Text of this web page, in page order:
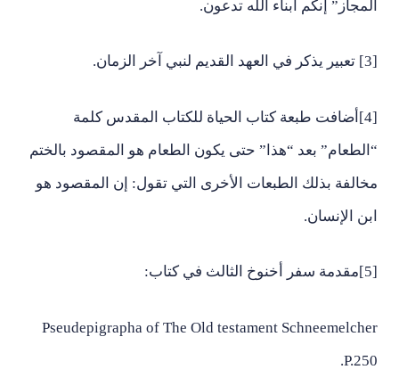
المجاز” إنكم أبناء الله تدعون.
[3] تعبير يذكر في العهد القديم لنبي آخر الزمان.
[4]أضافت طبعة كتاب الحياة للكتاب المقدس كلمة
“الطعام” بعد “هذا” حتى يكون الطعام هو المقصود بالختم
مخالفة بذلك الطبعات الأخرى التي تقول: إن المقصود هو
ابن الإنسان.
[5]مقدمة سفر أخنوخ الثالث في كتاب:
Pseudepigrapha of The Old testament Schneemelcher
P.250.